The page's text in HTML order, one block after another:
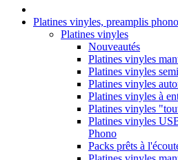
Platines vinyles, preamplis
Platines vinyles
Nouveautés
Platines vinyles
Platines vinyles
Platines vinyles
Platines vinyles à
Platines vinyles
Platines vinyles
Phono
Packs prêts à